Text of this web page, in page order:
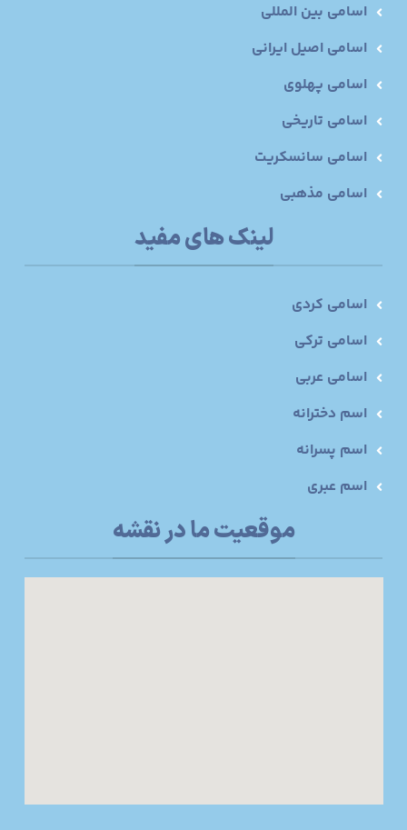
اسامی بین المللی
اسامی اصیل ایرانی
اسامی پهلوی
اسامی تاریخی
اسامی سانسکریت
اسامی مذهبی
لینک های مفید
اسامی کردی
اسامی ترکی
اسامی عربی
اسم دخترانه
اسم پسرانه
اسم عبری
موقعیت ما در نقشه